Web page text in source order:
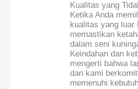
Kualitas yang
Ketika Anda
kualitas yang luar
memastikan
dalam seni
Keindahan dan
mengerti bahwa
dan kami
memenuhi